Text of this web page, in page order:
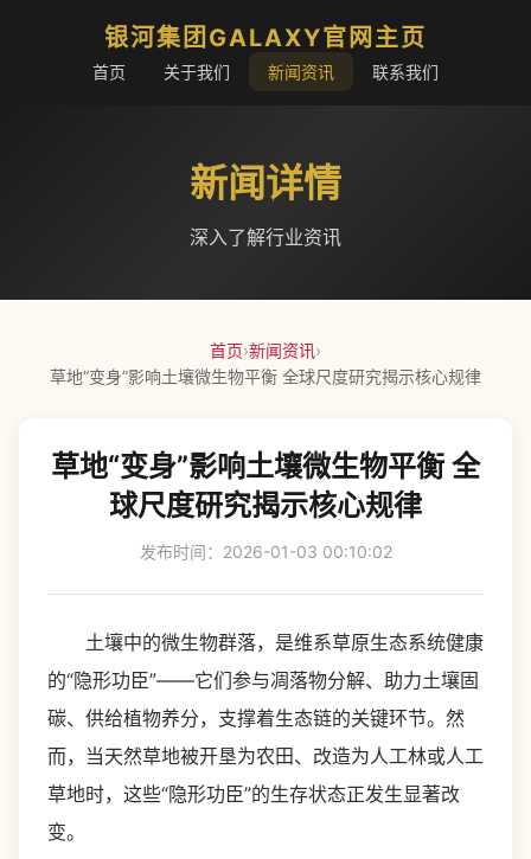
银河集团GALAXY官网主页
首页 关于我们 新闻资讯 联系我们
新闻详情
深入了解行业资讯
首页›新闻资讯›
草地“变身”影响土壤微生物平衡 全球尺度研究揭示核心规律
草地“变身”影响土壤微生物平衡 全
球尺度研究揭示核心规律
发布时间：2026-01-03 00:10:02
土壤中的微生物群落，是维系草原生态系统健康
的“隐形功臣”——它们参与凋落物分解、助力土壤固
碳、供给植物养分，支撑着生态链的关键环节。然
而，当天然草地被开垦为农田、改造为人工林或人工
草地时，这些“隐形功臣”的生存状态正发生显著改
变。